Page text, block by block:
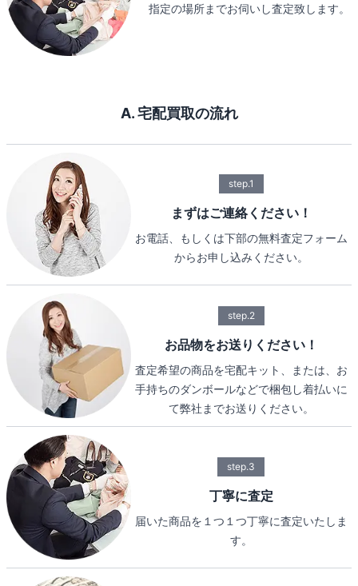
指定の場所までお伺いし査定致します。
A. 宅配買取の流れ
step.1
まずはご連絡ください！
お電話、もしくは下部の無料査定フォーム
からお申し込みください。
step.2
お品物をお送りください！
査定希望の商品を宅配キット、または、お
手持ちのダンボールなどで梱包し着払いに
て弊社までお送りください。
step.3
丁寧に査定
届いた商品を１つ１つ丁寧に査定いたしま
す。